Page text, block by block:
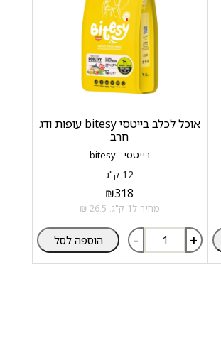
בייטסי - bitesy
אוכל לכלב בייטסי bitesy עופות ודג
חרב
12 ק"ג
₪318
מחיר ל1 ק"ג: 26.5 ₪
- + הוספה לסל